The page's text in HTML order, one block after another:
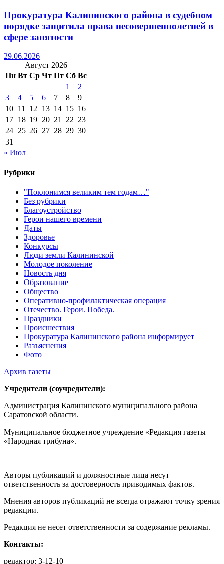
Прокуратура Калининского района в судебном
порядке защитила права несовершеннолетней в
сфере занятости
29.06.2026
Август 2026
Пн Вт Ср Чт Пт Сб Вс
1
2
3
4 5 6 7 8
9
10 11 12 13 14 15 16
17 18 19 20 21 22 23
24 25 26 27 28 29 30
31
« Июл
Рубрики
"Поклонимся великим тем годам…"
Без рубрики
Благоустройство
Герои нашего времени
Даты
Здоровье
Конкурсы
Люди земли Калининской
Молодое поколение
Новость дня
Образование
Общество
Оперативно-профилактическая операция
Отечество. Герои. Победа.
Праздники
Происшествия
Прокуратура Калининского района информирует
Разъяснения
Фото
Архив газеты
Учредители (соучредители):
Администрация Калининского муниципального района
Саратовской области.
Муниципальное бюджетное учреждение «Редакция газеты
«Народная трибуна».
Авторы публикаций и должностные лица несут
ответственность за достоверность приводимых фактов.
Мнения авторов публикаций не всегда отражают точку зрения
редакции.
Редакция не несет ответственности за содержание рекламы.
Контакты:
редактор: 3-12-10